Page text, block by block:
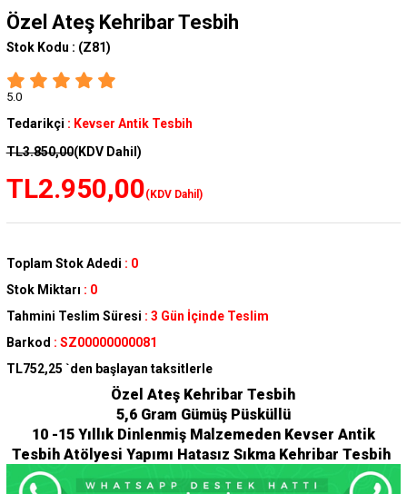
Özel Ateş Kehribar Tesbih
Stok Kodu : (Z81)
5.0
Tedarikçi : Kevser Antik Tesbih
TL3.850,00(KDV Dahil)
TL2.950,00(KDV Dahil)
Toplam Stok Adedi : 0
Stok Miktarı : 0
Tahmini Teslim Süresi : 3 Gün İçinde Teslim
Barkod : SZ00000000081
TL752,25 `den başlayan taksitlerle
Özel Ateş Kehribar Tesbih
5,6 Gram Gümüş Püsküllü
10 -15 Yıllık Dinlenmiş Malzemeden Kevser Antik
Tesbih Atölyesi Yapımı Hatasız Sıkma Kehribar Tesbih